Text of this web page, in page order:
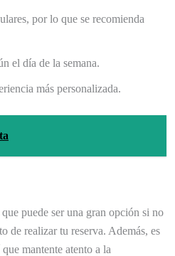
por lo que se recomienda
el día de la semana.
más personalizada.
puede ser una gran opción si no
de realizar tu reserva. Además, es
que mantente atento a la